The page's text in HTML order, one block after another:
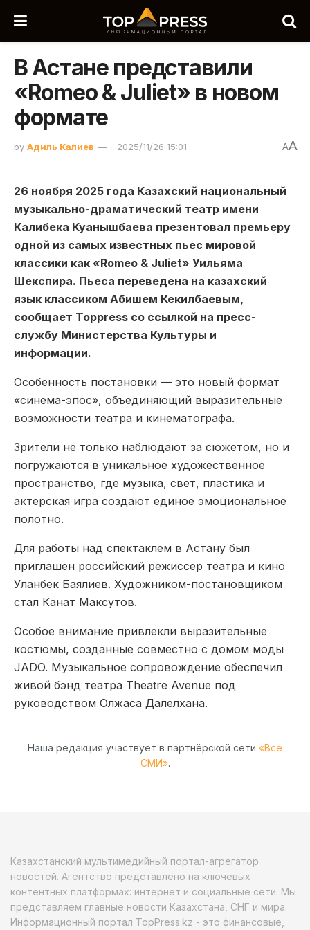
В Астане представили
«Romeo & Juliet» в новом
формате
by Адиль Калиев 2025/11/26 15:01 AA
26 ноября 2025 года Казахский национальный
музыкально-драматический театр имени
Калибека Куанышбаева презентовал премьеру
одной из самых известных пьес мировой
классики как «Romeo & Juliet» Уильяма
Шекспира. Пьеса переведена на казахский
язык классиком Абишем Кекилбаевым,
сообщает Toppress со ссылкой на пресс-
службу Министерства Культуры и
информации.
Особенность постановки — это новый формат
«синема-эпос», объединяющий выразительные
возможности театра и кинематографа.
Зрители не только наблюдают за сюжетом, но и
погружаются в уникальное художественное
пространство, где музыка, свет, пластика и
актерская игра создают единое эмоциональное
полотно.
Для работы над спектаклем в Астану был
приглашен российский режиссер театра и кино
Уланбек Баялиев. Художником-постановщиком
стал Канат Максутов.
Особое внимание привлекли выразительные
костюмы, созданные совместно с домом моды
JADO. Музыкальное сопровождение обеспечил
живой бэнд театра Theatre Avenue под
руководством Олжаса Далелхана.
Наша редакция участвует в партнёрской сети «Все
СМИ».
Казахстанский мультимедийный портал-агрегатор
новостей. Агентство представлено на ключевых
контентных платформах: интернет и социальные сети. Мы
представляем главные новости Казахстана, СНГ и мира.
Информационный портал TopPress.kz - это финансовые,